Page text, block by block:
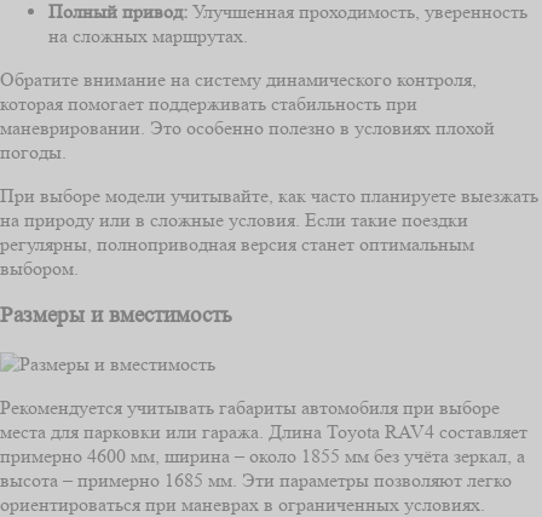
Полный привод: Улучшенная проходимость, уверенность
на сложных маршрутах.
Обратите внимание на систему динамического контроля,
которая помогает поддерживать стабильность при
маневрировании. Это особенно полезно в условиях плохой
погоды.
При выборе модели учитывайте, как часто планируете выезжать
на природу или в сложные условия. Если такие поездки
регулярны, полноприводная версия станет оптимальным
выбором.
Размеры и вместимость
Рекомендуется учитывать габариты автомобиля при выборе
места для парковки или гаража. Длина Toyota RAV4 составляет
примерно 4600 мм, ширина – около 1855 мм без учёта зеркал, а
высота – примерно 1685 мм. Эти параметры позволяют легко
ориентироваться при маневрах в ограниченных условиях.